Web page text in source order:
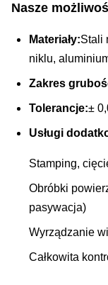
Nasze
Materiały:Stali
niklu,
Zakres
Tolerancje:±
Usługi
Stamping,
Obróbki
pasywacja)
Wyrządzanie
Całkowita